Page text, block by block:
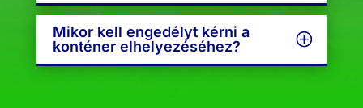
Mikor kell engedélyt kérni a
konténer elhelyezéséhez?